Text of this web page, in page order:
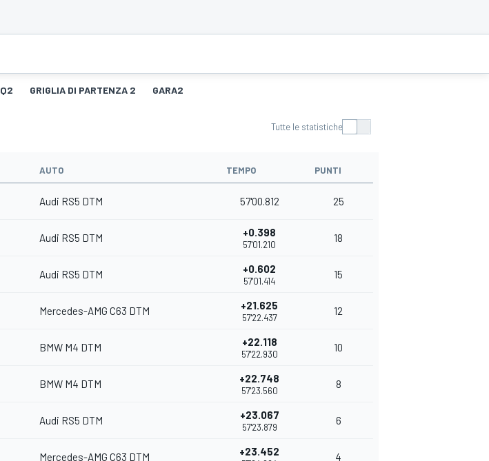
Q2 GRIGLIA DI PARTENZA 2 GARA2
Tutte le statistiche
AUTO TEMPO PUNTI
Audi RS5 DTM 57'00.812 25
Audi RS5 DTM +0.398
57'01.210
18
Audi RS5 DTM +0.602
57'01.414
15
Mercedes-AMG C63 DTM +21.625
57'22.437
12
BMW M4 DTM +22.118
57'22.930
10
BMW M4 DTM +22.748
57'23.560
8
Audi RS5 DTM +23.067
57'23.879
6
Mercedes-AMG C63 DTM +23.452 4